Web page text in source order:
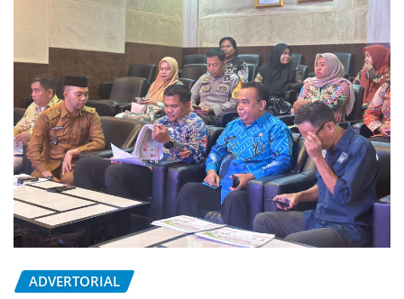
ADVERTORIAL